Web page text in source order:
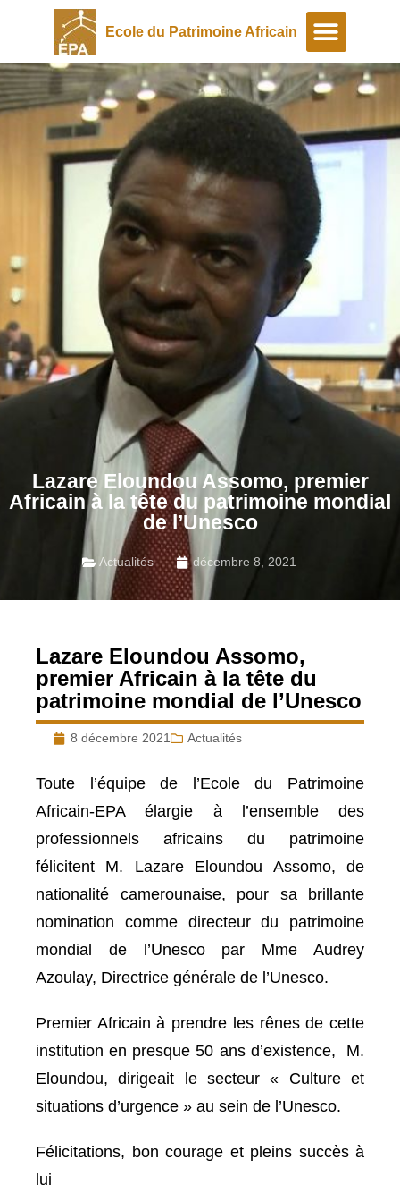
Ecole du Patrimoine Africain
Lazare Eloundou Assomo, premier
Africain à la tête du patrimoine mondial
de l’Unesco
Actualités décembre 8, 2021
Lazare Eloundou Assomo,
premier Africain à la tête du
patrimoine mondial de l’Unesco
8 décembre 2021 Actualités
Toute l’équipe de l’Ecole du Patrimoine
Africain-EPA élargie à l’ensemble des
professionnels africains du patrimoine
félicitent M. Lazare Eloundou Assomo, de
nationalité camerounaise, pour sa brillante
nomination comme directeur du patrimoine
mondial de l’Unesco par Mme Audrey
Azoulay, Directrice générale de l’Unesco.
Premier Africain à prendre les rênes de cette
institution en presque 50 ans d’existence, M.
Eloundou, dirigeait le secteur « Culture et
situations d’urgence » au sein de l’Unesco.
Félicitations, bon courage et pleins succès à
lui